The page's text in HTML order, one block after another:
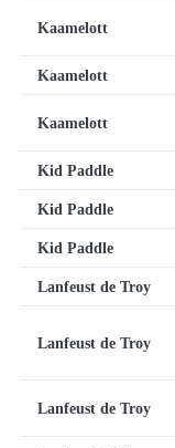
Kaamelott
Kaamelott
Kaamelott
Kid Paddle
Kid Paddle
Kid Paddle
Lanfeust de Troy
Lanfeust de Troy
Lanfeust de Troy